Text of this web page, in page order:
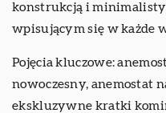
konstrukcją i
wpisującym się w każde
Pojęcia kluczowe:
nowoczesny, anemostat
ekskluzywne kratki